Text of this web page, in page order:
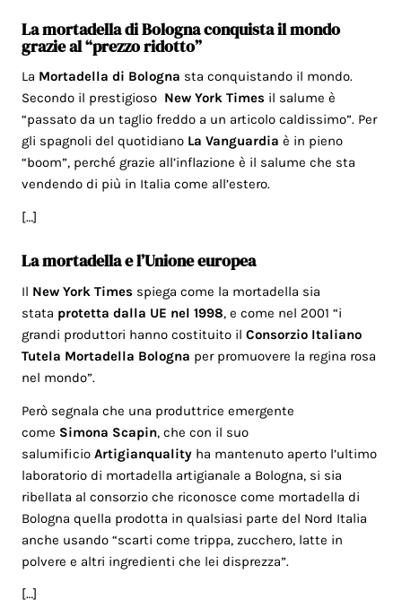
La mortadella di Bologna conquista il mondo
grazie al “prezzo ridotto”
La Mortadella di Bologna sta conquistando il mondo.
Secondo il prestigioso New York Times il salume è
“passato da un taglio freddo a un articolo caldissimo”. Per
gli spagnoli del quotidiano La Vanguardia è in pieno
“boom”, perché grazie all’inflazione è il salume che sta
vendendo di più in Italia come all’estero.
[…]
La mortadella e l’Unione europea
Il New York Times spiega come la mortadella sia
stata protetta dalla UE nel 1998, e come nel 2001 “i
grandi produttori hanno costituito ilConsorzio Italiano
Tutela Mortadella Bologna per promuovere la regina rosa
nel mondo”.
Però segnala che una produttrice emergente
come Simona Scapin, che con il suo
salumificioArtigianquality ha mantenuto aperto l’ultimo
laboratorio di mortadella artigianale a Bologna, si sia
ribellata al consorzio che riconosce come mortadella di
Bologna quella prodotta in qualsiasi parte del Nord Italia
anche usando “scarti come trippa, zucchero, latte in
polvere e altri ingredienti che lei disprezza”.
[…]